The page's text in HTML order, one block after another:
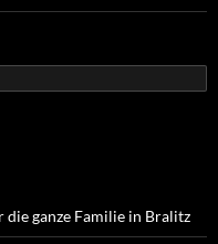
ganze Familie in Bralitz